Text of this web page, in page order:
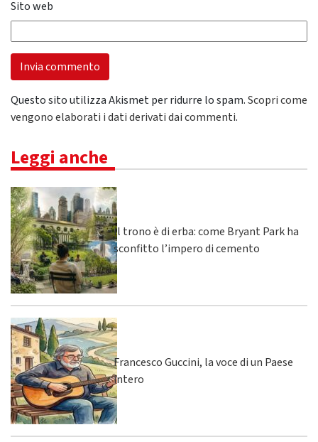
Sito web
Questo sito utilizza Akismet per ridurre lo spam.Scopri come
vengono elaborati i dati derivati dai commenti.
Leggi anche
Il trono è di erba: come Bryant Park ha
sconfitto l’impero di cemento
Francesco Guccini, la voce di un Paese
intero